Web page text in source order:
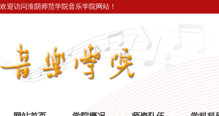
欢迎访问淮阴师范学院音乐学院网站！